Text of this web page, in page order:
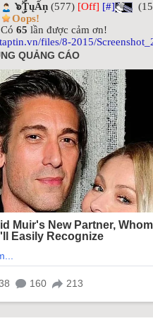
๖ۣۜȚųẤņ (577) [Off] [#]
Oops!
Có 65 lần được cảm ơn!